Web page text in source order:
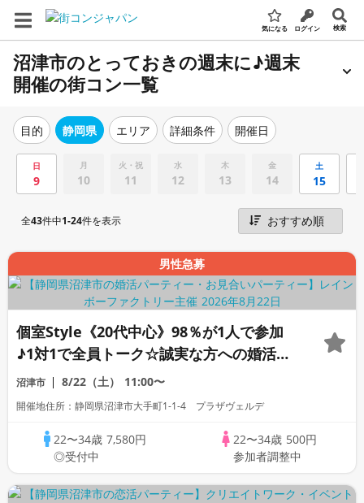
気になる ログイン 検索
沼津市のとっておきの週末に♪週末
開催の街コン一覧
目的 静岡県 エリア 詳細条件 開催日
日
9
月
10
火・祝
11
水
12
木
13
金
14
土
15
全43件中1-24件を表示
男性急募
個室Style《20代中心》98％が1人で参加
♪1対1で全員トーク☆誠実な方への婚活パ
ーティー
沼津市 8/22（土） 11:00〜
開催地住所：静岡県沼津市大手町1-1-4 プラザヴェルデ
22〜34歳 7,580円
◎受付中
22〜34歳 500円
参加者調整中